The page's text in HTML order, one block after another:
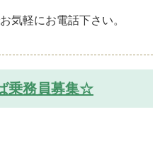
気軽にお電話下さい。
乗務員募集☆